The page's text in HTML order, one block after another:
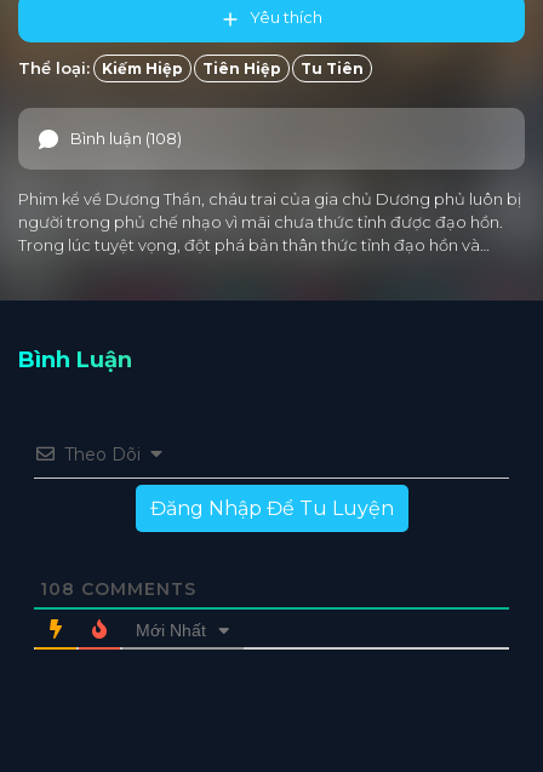
Yêu thích
Thể loại: Kiếm Hiệp Tiên Hiệp Tu Tiên
Bình luận (108)
Phim kể về Dương Thần, cháu trai của gia chủ Dương phủ luôn bị
người trong phủ chế nhạo vì mãi chưa thức tỉnh được đạo hồn.
Trong lúc tuyệt vọng, đột phá bản thân thức tỉnh đạo hồn và…
Bình Luận
Theo Dõi
Đăng Nhập Để Tu Luyện
108 COMMENTS
Mới Nhất